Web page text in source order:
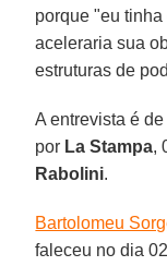
porque "eu
aceleraria sua
estruturas de
A entrevista é de
por La Stampa,
Rabolini.
Bartolomeu
faleceu no dia